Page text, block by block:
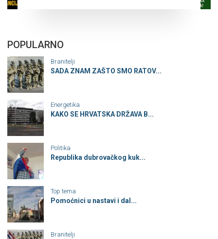
POPULARNO
Branitelji
SADA ZNAM ZAŠTO SMO RATOV...
Energetika
KAKO SE HRVATSKA DRŽAVA B...
Politika
Republika dubrovačkog kuk...
Top tema
Pomoćnici u nastavi i dal...
Branitelji